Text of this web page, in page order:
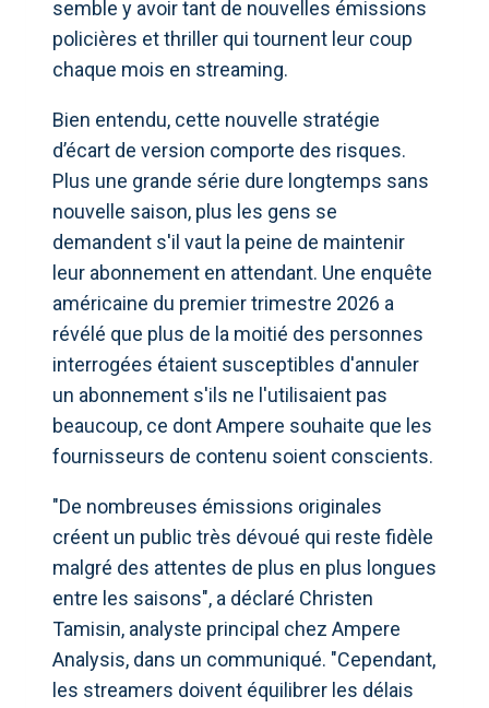
semble y avoir tant de nouvelles émissions
policières et thriller qui tournent leur coup
chaque mois en streaming.
Bien entendu, cette nouvelle stratégie
d’écart de version comporte des risques.
Plus une grande série dure longtemps sans
nouvelle saison, plus les gens se
demandent s'il vaut la peine de maintenir
leur abonnement en attendant. Une enquête
américaine du premier trimestre 2026 a
révélé que plus de la moitié des personnes
interrogées étaient susceptibles d'annuler
un abonnement s'ils ne l'utilisaient pas
beaucoup, ce dont Ampere souhaite que les
fournisseurs de contenu soient conscients.
"De nombreuses émissions originales
créent un public très dévoué qui reste fidèle
malgré des attentes de plus en plus longues
entre les saisons", a déclaré Christen
Tamisin, analyste principal chez Ampere
Analysis, dans un communiqué. "Cependant,
les streamers doivent équilibrer les délais